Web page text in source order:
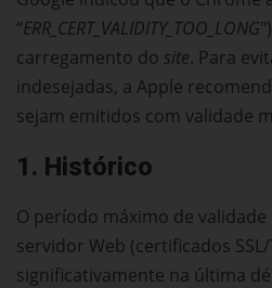
“ERR_CERT_VALIDITY_TOO_LONG
carregamento do site. Para
indesejadas, a Apple
sejam emitidos com validade
1. Histórico
O período máximo de
servidor Web (certificados
significativamente na última